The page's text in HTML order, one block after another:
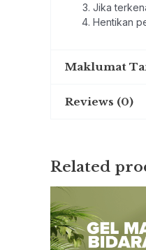
Jika
Hentikan
Maklumat
Weight
Reviews (0)
Be the
Related